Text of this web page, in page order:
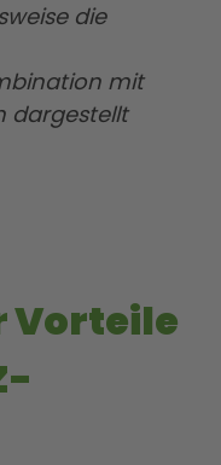
die
mit
dargestellt
Vorteile